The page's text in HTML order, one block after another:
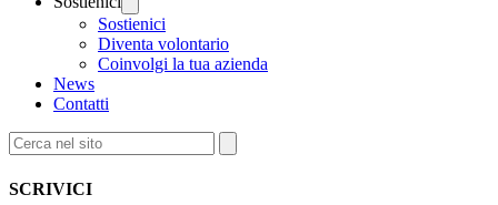
Sostienici
Diventa volontario
Coinvolgi la tua azienda
News
Contatti
SCRIVICI